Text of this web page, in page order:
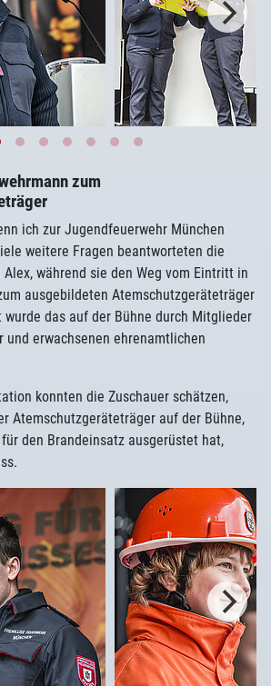
zum
ich zur Jugendfeuerwehr München
weitere Fragen beantworteten die
während sie den Weg vom Eintritt in
ausgebildeten Atemschutzgeräteträger
wurde das auf der Bühne durch Mitglieder
und erwachsenen ehrenamtlichen
konnten die Zuschauer schätzen,
Atemschutzgeräteträger auf der Bühne,
den Brandeinsatz ausgerüstet hat,